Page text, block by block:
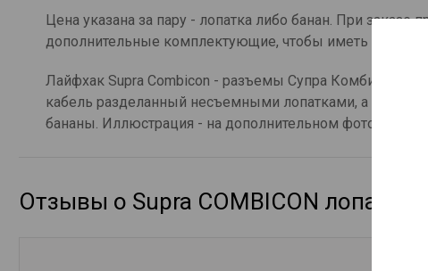
Цена указана за пару - лопатка либо банан. При
дополнительные комплектующие, чтобы иметь
Лайфхак Supra Combicon - разъемы Супра Комбикон
кабель разделанный несъемными лопатками, а
бананы. Иллюстрация - на дополнительном фото
Отзывы о Supra COMBICON